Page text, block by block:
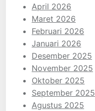
April 2026
Maret 2026
Februari 2026
Januari 2026
Desember 2025
November 2025
Oktober 2025
September 2025
Agustus 2025